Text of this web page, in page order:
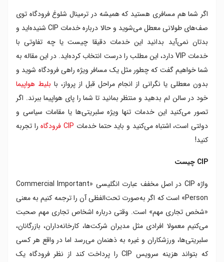
CIP فرودگاه چیست
خدمات CIP چیست
تفاوت CIP و VIP چیست
قوانین و مقررات CIP فرودگاه
فرودگاه های ارائه دهنده خدمات CIP
خدمات سی آی پی فرودگاه امام خمینی
خدمات سی آی پی فرودگاه مهرآباد
رزرو CIP فرودگاه از ایوار
اگر شما هم مسافری هستید که همیشه در ترمینال شلوغ فرودگاه توی
صف‌های طولانی معطل می‌شوید و حالا درباره خدمات CIP شنیده‌اید و
بدتان نمی‌آید بدانید این خدمات دقیقا چیست یا چه تفاوتی با
خدمات VIP دارد، این مطلب را درست انتخاب کرده‌اید. در این مقاله به
شما خواهیم گفت که چطور مثل یک مسافر ویژه راهی فرودگاه شوید و
بدون معطلی یا نگرانی از انجام مراحل قبل از پرواز، با بلیط هواپیما
خود در سالن لم بدهید و منتظر بمانید تا شما را پای هواپیما ببرند. اگر
تصور می‌کنید این خدمات تنها ویژه سلبریتی‌ها یا مقامات سیاسی و
دولتی است، اشتباه می‌کنید و باید حتما خدمات CIP فرودگاه
را تجربه
کنید!
CIP چیست
واژه CIP در اصل مخفف عبارت انگلیسی «Commercial Important
Person» است که اگر به‌صورت تحت‌الفظی آن را ترجمه کنیم به‌ معنی
«شخص تجاری مهم» است. وقتی درباره اشخاص تجاری مهم صحبت
می‌کنیم معمولا افرادی مثل مدیران شرکت‌ها، کارخانه‌داران، بازرگانان،
سلبریتی‌ها، ورزشکاران و غیره به ذهنمان می‌رسد اما در واقع هر کسی
که بتواند هزینه سرویس CIP را پرداخت کند از نظر فرودگاه یک